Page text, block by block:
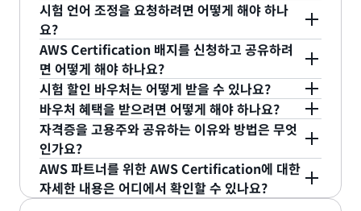
연결할 수 있습니다.
문의 해 주세요.
하여 시험 자신감을 높여줍니다.일정을 살펴보세요
AWS Certification 시험은 Pearson VUE를 통해 전
세계에서 제공됩니다. 온라인 시험 감독 또는 대면 시
험 센터를 통해 이용 가능한 시험의예약 옵션을 검토
하세요. 온라인으로 예약할 준비가 되셨나요?
파트너로서 시험에 등록하는 방법에 대한 단계별 지
침을 확인하세요.
시험 언어 조정을 요청하려면 어떻게 해야 하나
요?
AWS Certification 시험에는 두 가지 언어 옵션이 있
습니다. 1) 영어, 일본어 또는 스페인어를 구사하는 감
독관과 함께 8개 언어 중 하나로 필기 시험을 치릅니
다. 2) 영어로 필기 시험을 치르고 추가 30분의 ESL
조정을 요청하여 시험을 완료합니다. 자세히 알아보
기 ›
AWS Certification 배지를 신청하고 공유하려
면 어떻게 해야 하나요?
AWS Certification에서는 AWS 자격증 취득 상태를
알릴 수 있는 디지털 배지를 혜택으로 제공합니다.
AWS Certification 디지털 배지는 Credly의 플랫폼
을 통해 제공되며
의 디지털
배지 탭에서 액세스할 수 있습니다.
시험 할인 바우처는 어떻게 받을 수 있나요?
AWS Training and Certification은 글로벌 자격증
도전 프로모션의 일환으로 할인된 바우처를 정기적으
로 제공합니다.
하고 커뮤니케
이션 기본 설정에서 교육 및 자격증을 선택하면 예정
된 프로그램에 대한 알림을 받을 수 있습니다. 또한
바우처 혜택을 받으려면 어떻게 해야 하나요?
자격증을 갱신하거나 업그레이드하면 추가 시험에 대
해 50% 할인을 받을 수 있습니다. 이 바우처는
AWS
Certification 계정의 혜택 섹션에서 액세스할 수 있
으며 자격증을 재취득할 때 또는 향후에 취득하려는
자격증을 고용주와 공유하는 이유와 방법은 무엇
인가요?
AWS Certification은취득자의 경력 개발에 도움이
될 뿐 아니라 AWS 파트너 네트워크(APN)의 고용주
AWS 파트너를 위한 AWS Certification에 대한
자세한 내용은 어디에서 확인할 수 있나요?